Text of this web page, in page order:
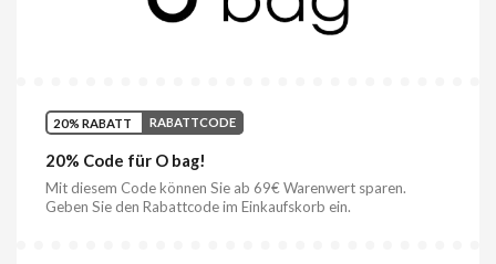
20% RABATT RABATTCODE
20% Code für O bag!
Mit diesem Code können Sie ab 69€ Warenwert sparen.
Geben Sie den Rabattcode im Einkaufskorb ein.